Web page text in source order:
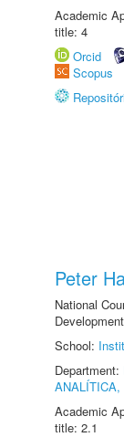
Academic
title: 4
Orcid
Scopus
Peter
National
School:
Department:
Academic
title: 2.1